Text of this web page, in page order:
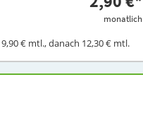
monatlich
9,90 €mtl., danach 12,30 €mtl.